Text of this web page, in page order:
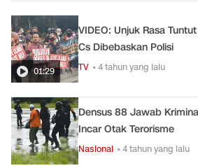
01:29
VIDEO: Unjuk Rasa
Cs Dibebaskan Polisi
TV • 4 tahun yang lalu
Densus 88 Jawab
Incar Otak Terorisme
Nasional • 4 tahun yang lalu